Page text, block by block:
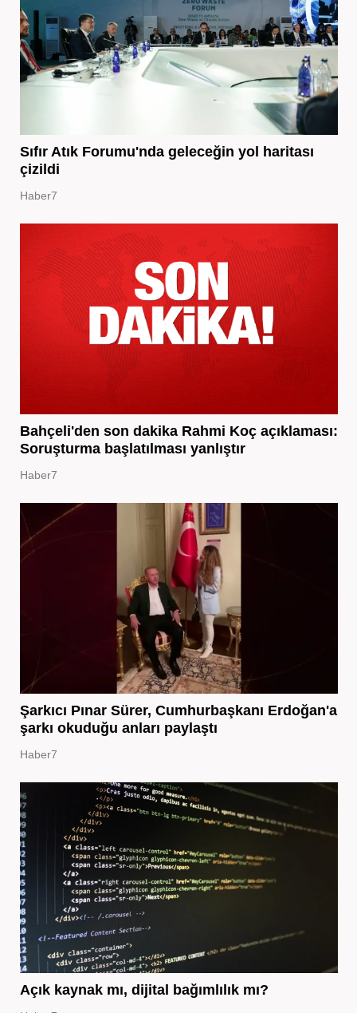
Sıfır Atık Forumu'nda geleceğin yol haritası
çizildi
Haber7
Bahçeli'den son dakika Rahmi Koç açıklaması:
Soruşturma başlatılması yanlıştır
Haber7
Şarkıcı Pınar Sürer, Cumhurbaşkanı Erdoğan'a
şarkı okuduğu anları paylaştı
Haber7
Açık kaynak mı, dijital bağımlılık mı?